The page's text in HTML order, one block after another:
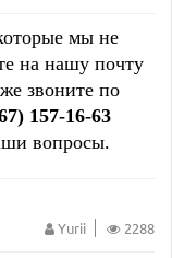
мы не
на нашу почту
звоните по
157-16-63
вопросы.
Yurii 2288